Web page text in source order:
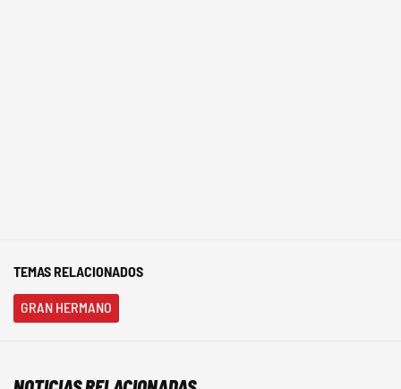
TEMAS RELACIONADOS
GRAN HERMANO